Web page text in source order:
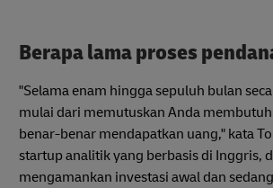
Berapa lama proses
"Selama enam hingga sepuluh bulan
mulai dari memutuskan Anda
benar-benar mendapatkan uang," kata
startup analitik yang berbasis di Inggris,
mengamankan investasi awal dan